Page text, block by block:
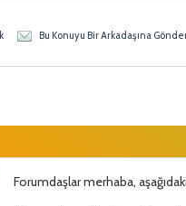
Bu Konuyu Bir Arkadaşına
Forumdaşlar merhaba,